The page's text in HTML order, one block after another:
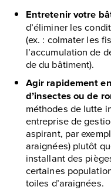
Entretenir votre
d’éliminer les
(ex. : colmater les
l’accumulation de
de du bâtiment).
Agir rapidement
d’insectes ou de
méthodes de lutte
entreprise de
aspirant, par
araignées) plutôt
installant des
certaines
toiles d’araignées.